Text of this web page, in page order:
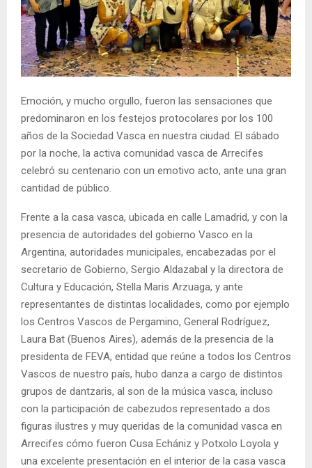
Emoción, y mucho orgullo, fueron las sensaciones que
predominaron en los festejos protocolares por los 100
años de la Sociedad Vasca en nuestra ciudad. El sábado
por la noche, la activa comunidad vasca de Arrecifes
celebró su centenario con un emotivo acto, ante una gran
cantidad de público.
Frente a la casa vasca, ubicada en calle Lamadrid, y con la
presencia de autoridades del gobierno Vasco en la
Argentina, autoridades municipales, encabezadas por el
secretario de Gobierno, Sergio Aldazabal y la directora de
Cultura y Educación, Stella Maris Arzuaga, y ante
representantes de distintas localidades, como por ejemplo
los Centros Vascos de Pergamino, General Rodríguez,
Laura Bat (Buenos Aires), además de la presencia de la
presidenta de FEVA, entidad que reúne a todos los Centros
Vascos de nuestro país, hubo danza a cargo de distintos
grupos de dantzaris, al son de la música vasca, incluso
con la participación de cabezudos representado a dos
figuras ilustres y muy queridas de la comunidad vasca en
Arrecifes cómo fueron Cusa Echániz y Potxolo Loyola y
una excelente presentación en el interior de la casa vasca